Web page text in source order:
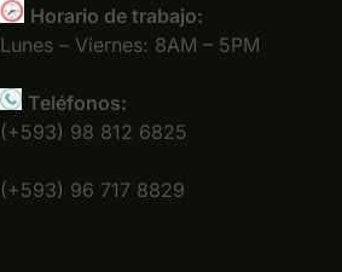
Horario de trabajo:
Lunes – Viernes: 8AM – 5PM
Teléfonos:
(+593) 98 812 6825
(+593) 96 717 8829